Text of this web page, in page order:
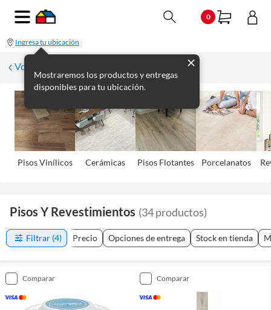
0
Ingresa tu ubicación
Mostraremos los productos y entregas
disponibles para tu ubicación.
Volver
Pisos Viní­licos Cerámicas Pisos Flotantes Porcelanatos
Pisos Y Revestimientos (34productos)
Filtrar (4) Precio Opciones de entrega Stock en tienda
comparar comparar